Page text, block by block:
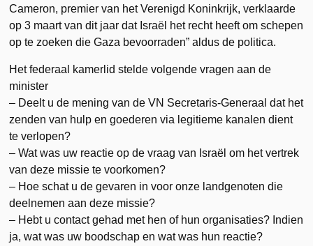
Cameron, premier van het Verenigd Koninkrijk, verklaarde
op 3 maart van dit jaar dat Israël het recht heeft om schepen
op te zoeken die Gaza bevoorraden” aldus de politica.
Het federaal kamerlid stelde volgende vragen aan de
minister
– Deelt u de mening van de VN Secretaris-Generaal dat het
zenden van hulp en goederen via legitieme kanalen dient
te verlopen?
– Wat was uw reactie op de vraag van Israël om het vertrek
van deze missie te voorkomen?
– Hoe schat u de gevaren in voor onze landgenoten die
deelnemen aan deze missie?
– Hebt u contact gehad met hen of hun organisaties? Indien
ja, wat was uw boodschap en wat was hun reactie?